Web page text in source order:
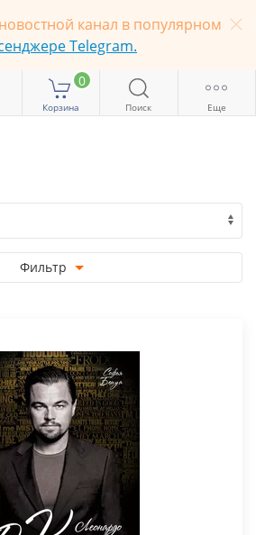
канал в популярном
Telegram.
0
Корзина Поиск Еще
Фильтр